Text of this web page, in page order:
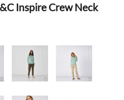
Inspire Crew Neck